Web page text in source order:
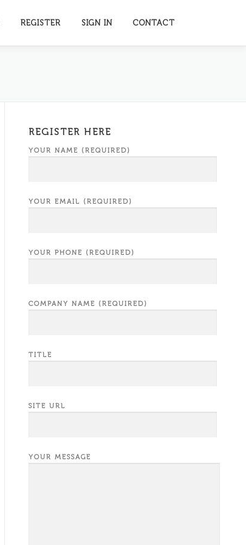
REGISTER SIGN IN CONTACT
REGISTER HERE
YOUR NAME (REQUIRED)
YOUR EMAIL (REQUIRED)
YOUR PHONE (REQUIRED)
COMPANY NAME (REQUIRED)
TITLE
SITE URL
YOUR MESSAGE